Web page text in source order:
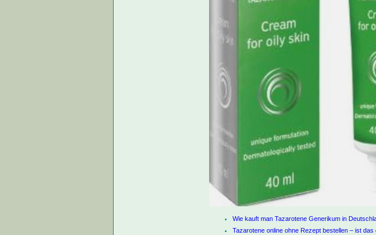
Wie kauft man Tazarotene Generikum in
Tazarotene online ohne Rezept bestellen – ist das